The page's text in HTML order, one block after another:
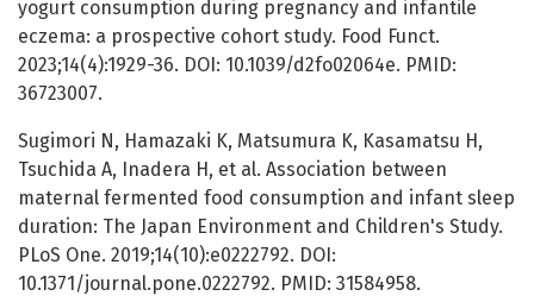
yogurt consumption during pregnancy and infantile
eczema: a prospective cohort study. Food Funct.
2023;14(4):1929-36. DOI: 10.1039/d2fo02064e. PMID:
36723007.
Sugimori N, Hamazaki K, Matsumura K, Kasamatsu H,
Tsuchida A, Inadera H, et al. Association between
maternal fermented food consumption and infant sleep
duration: The Japan Environment and Children's Study.
PLoS One. 2019;14(10):e0222792. DOI:
10.1371/journal.pone.0222792. PMID: 31584958.